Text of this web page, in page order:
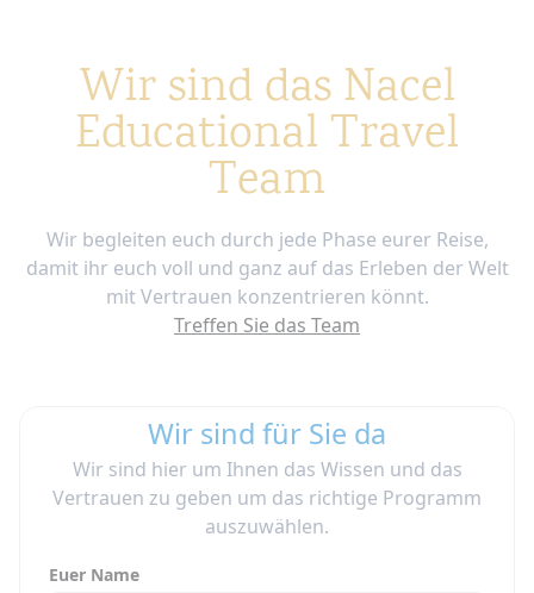
Wir sind das Nacel
Educational Travel
Team
Wir begleiten euch durch jede Phase eurer Reise,
damit ihr euch voll und ganz auf das Erleben der Welt
mit Vertrauen konzentrieren könnt.
Treffen Sie das Team
Wir sind für Sie da
Wir sind hier um Ihnen das Wissen und das
Vertrauen zu geben um das richtige Programm
auszuwählen.
Euer Name